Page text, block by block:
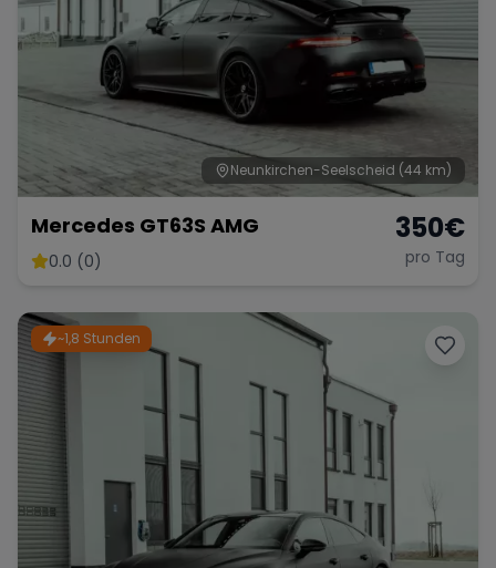
Neunkirchen-Seelscheid (44 km)
Mercedes GT63S AMG
0.0 (0)
350€
pro Tag
~1,8 Stunden